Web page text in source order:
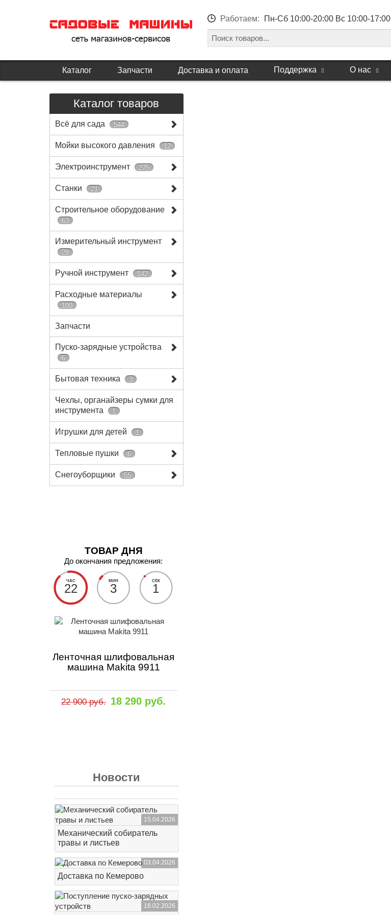
Работаем: Пн-Сб 10:00-20:00 Вс 10:00-17:00
Каталог Запчасти Доставка и оплата Поддержка О нас
Каталог товаров
Всё для сада 544
Мойки высокого давления 12
Электроинструмент 275
Станки 21
Строительное оборудование
63
Измерительный инструмент
28
Ручной инструмент 142
Расходные материалы
100
Запчасти
Пуско-зарядные устройства
6
Бытовая техника 3
Чехлы, органайзеры сумки для
инструмента
1
Игрушки для детей 1
Тепловые пушки 6
Снегоуборщики 55
ТОВАР ДНЯ
До окончания предложения:
ЧАС
22
МИН
3
СЕК
0
Ленточная шлифовальная
машина Makita 9911
22 900 руб. 18 290 руб.
Новости
15.04.2026
Механический собиратель
травы и листьев
03.04.2026
Доставка по Кемерово
18.02.2026